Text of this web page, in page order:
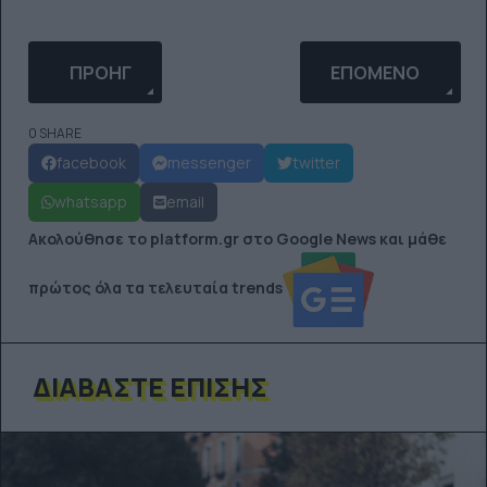
ΠΡΟΗΓΟΎΜΕΝΟ ΆΡΘΡΟ: Ο SNOOP DOGG
ΠΡΟΗΓ ΕΠΌΜΕΝΟ ΆΡΘΡΟ:
ΕΠΌΜΕΝΟ
0 SHARE
facebook messenger
twitter
whatsapp
email
Ακολούθησε το platform.gr στο Google News και μάθε
πρώτος όλα τα τελευταία trends
ΔΙΑΒΆΣΤΕ ΕΠΊΣΗΣ